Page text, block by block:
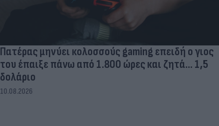
Πατέρας μηνύει κολοσσούς gaming επειδή ο γιος
του έπαιξε πάνω από 1.800 ώρες και ζητά... 1,5
δολάριο
10.08.2026